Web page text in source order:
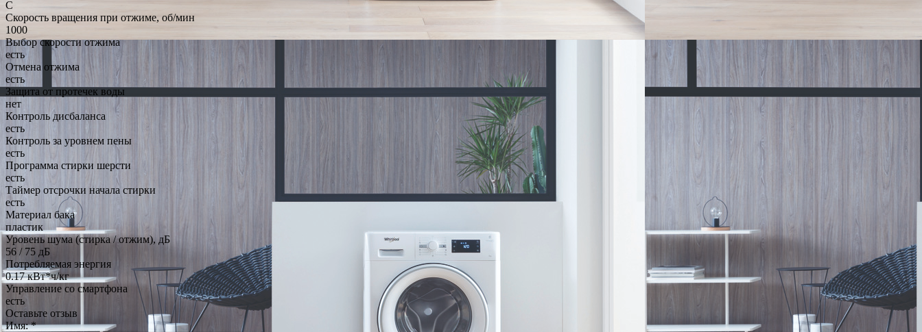
C
Скорость вращения при отжиме, об/мин
1000
Выбор скорости отжима
есть
Отмена отжима
есть
Защита от протечек воды
нет
Контроль дисбаланса
есть
Контроль за уровнем пены
есть
Программа стирки шерсти
есть
Таймер отсрочки начала стирки
есть
Материал бака
пластик
Уровень шума (стирка / отжим), дБ
56 / 75 дБ
Потребляемая энергия
0.17 кВт*ч/кг
Управление со смартфона
есть
Оставьте отзыв
Имя:*